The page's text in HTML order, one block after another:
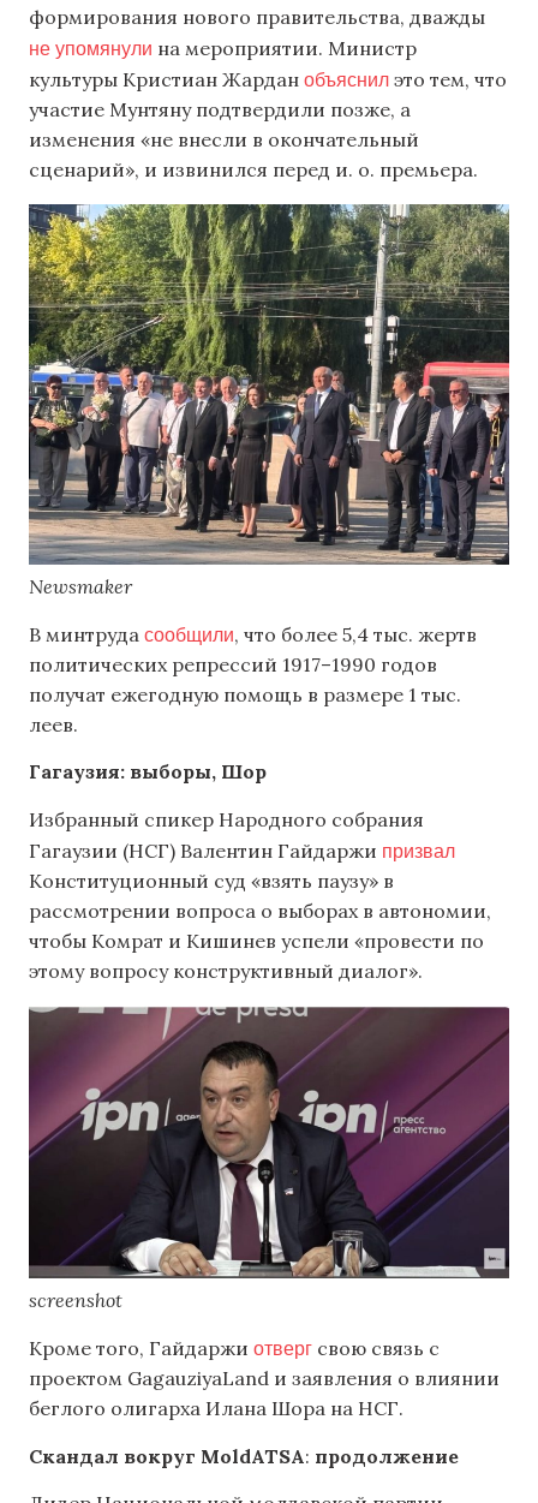
формирования нового правительства, дважды
не упомянули на мероприятии. Министр
культуры Кристиан Жардан объяснил это тем, что
участие Мунтяну подтвердили позже, а
изменения «не внесли в окончательный
сценарий», и извинился перед и. о. премьера.
Newsmaker
В минтруда сообщили, что более 5,4 тыс. жертв
политических репрессий 1917–1990 годов
получат ежегодную помощь в размере 1 тыс.
леев.
Гагаузия: выборы, Шор
Избранный спикер Народного собрания
Гагаузии (НСГ) Валентин Гайдаржи призвал
Конституционный суд «взять паузу» в
рассмотрении вопроса о выборах в автономии,
чтобы Комрат и Кишинев успели «провести по
этому вопросу конструктивный диалог».
screenshot
Кроме того, Гайдаржи отверг свою связь с
проектом GagauziyaLand и заявления о влиянии
беглого олигарха Илана Шора на НСГ.
Скандал вокруг MoldATSA: продолжение